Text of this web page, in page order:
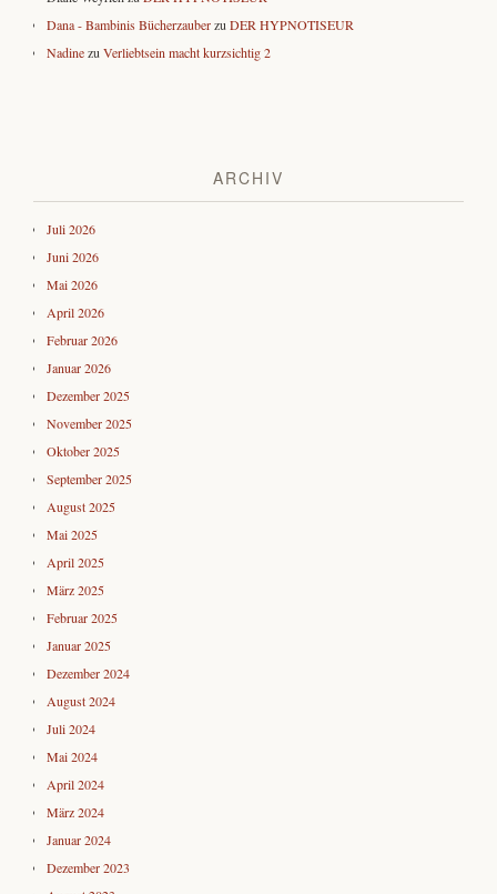
Dana - Bambinis Bücherzauberzu DER HYPNOTISEUR
Nadinezu Verliebtsein macht kurzsichtig 2
ARCHIV
Juli 2026
Juni 2026
Mai 2026
April 2026
Februar 2026
Januar 2026
Dezember 2025
November 2025
Oktober 2025
September 2025
August 2025
Mai 2025
April 2025
März 2025
Februar 2025
Januar 2025
Dezember 2024
August 2024
Juli 2024
Mai 2024
April 2024
März 2024
Januar 2024
Dezember 2023